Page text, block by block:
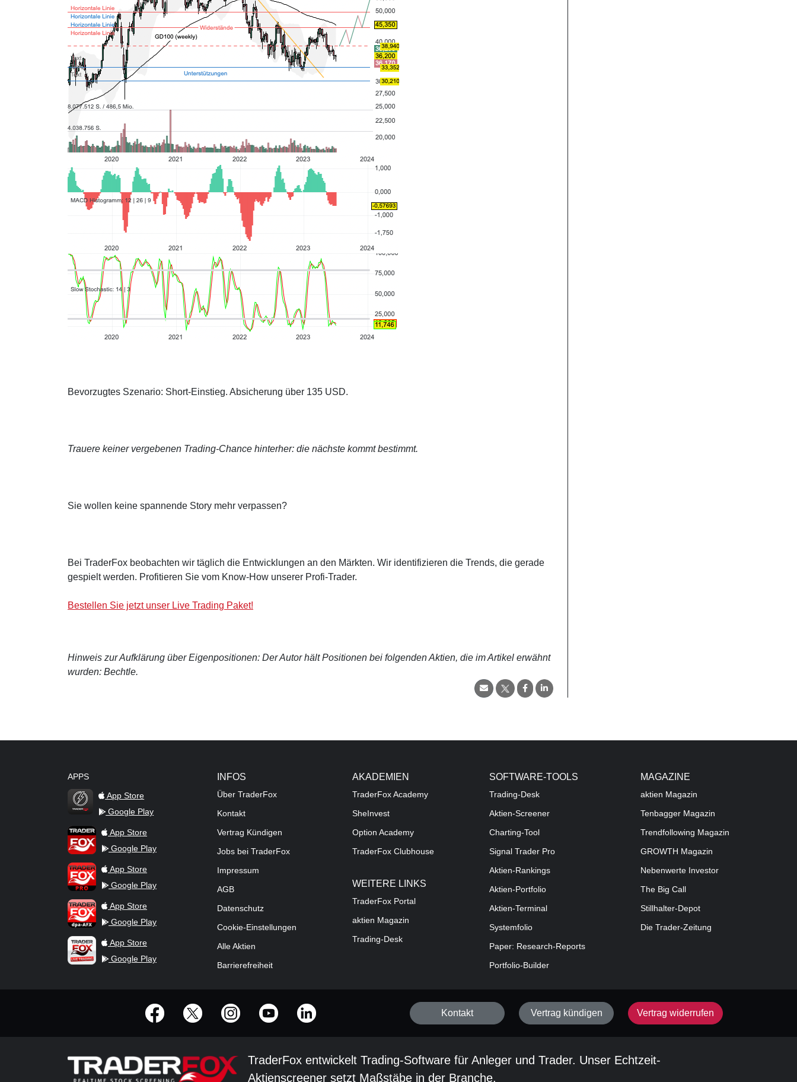
Bevorzugtes Szenario: Short-Einstieg. Absicherung über 135 USD.
Trauere keiner vergebenen Trading-Chance hinterher: die nächste kommt bestimmt.
Sie wollen keine spannende Story mehr verpassen?
Bei TraderFox beobachten wir täglich die Entwicklungen an den Märkten. Wir identifizieren die Trends, die gerade
gespielt werden. Profitieren Sie vom Know-How unserer Profi-Trader.
Bestellen Sie jetzt unser Live Trading Paket!
Hinweis zur Aufklärung über Eigenpositionen: Der Autor hält Positionen bei folgenden Aktien, die im Artikel erwähnt
wurden: Bechtle.
APPS
TraderFox Flash
App Store
Google Play
TraderFox AppApp Store
Google Play
TraderFox ProApp Store
Google Play
TraderFox dpa-AFX ProFeed
App Store
Google Play
TraderFox Live Trading
App Store
Google Play
INFOS
Über TraderFox
Kontakt
Vertrag Kündigen
Jobs bei TraderFox
Impressum
AGB
Datenschutz
Cookie-Einstellungen
Alle Aktien
Barrierefreiheit
AKADEMIEN
TraderFox Academy
SheInvest
Option Academy
TraderFox Clubhouse
WEITERE LINKS
TraderFox Portal
aktien Magazin
Trading-Desk
SOFTWARE-TOOLS
Trading-Desk
Aktien-Screener
Charting-Tool
Signal Trader Pro
Aktien-Rankings
Aktien-Portfolio
Aktien-Terminal
Systemfolio
Paper: Research-Reports
Portfolio-Builder
MAGAZINE
aktien Magazin
Tenbagger Magazin
Trendfollowing Magazin
GROWTH Magazin
Nebenwerte Investor
The Big Call
Stillhalter-Depot
Die Trader-Zeitung
offizielle Social Media-Accounts
Kontakt Vertrag kündigen Vertrag widerrufen
TraderFox entwickelt Trading-Software für Anleger und Trader. Unser Echtzeit-
Aktienscreener setzt Maßstäbe in der Branche.